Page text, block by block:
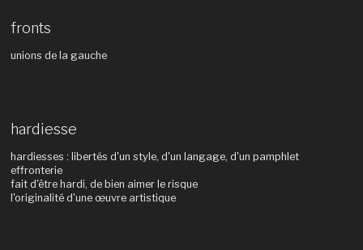
fronts
unions de la gauche
hardiesse
hardiesses : libertés d'un style, d'un langage, d'un pamphlet
effronterie
fait d'être hardi, de bien aimer le risque
l'originalité d'une œuvre artistique